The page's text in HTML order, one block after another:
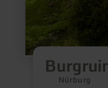
Nürburg